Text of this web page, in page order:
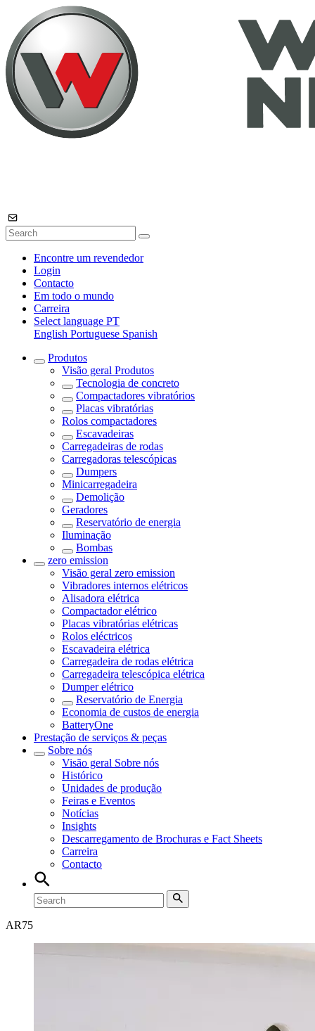
Encontre um revendedor
Login
Contacto
Em todo o mundo
Carreira
Select language PT
English Portuguese Spanish
Produtos
Visão geral Produtos
Tecnologia de concreto
Compactadores vibratórios
Placas vibratórias
Rolos compactadores
Escavadeiras
Carregadeiras de rodas
Carregadoras telescópicas
Dumpers
Minicarregadeira
Demolição
Geradores
Reservatório de energia
Iluminação
Bombas
zero emission
Visão geral zero emission
Vibradores internos elétricos
Alisadora elétrica
Compactador elétrico
Placas vibratórias elétricas
Rolos eléctricos
Escavadeira elétrica
Carregadeira de rodas elétrica
Carregadeira telescópica elétrica
Dumper elétrico
Reservatório de Energia
Economia de custos de energia
BatteryOne
Prestação de serviços & peças
Sobre nós
Visão geral Sobre nós
Histórico
Unidades de produção
Feiras e Eventos
Notícias
Insights
Descarregamento de Brochuras e Fact Sheets
Carreira
Contacto
AR75